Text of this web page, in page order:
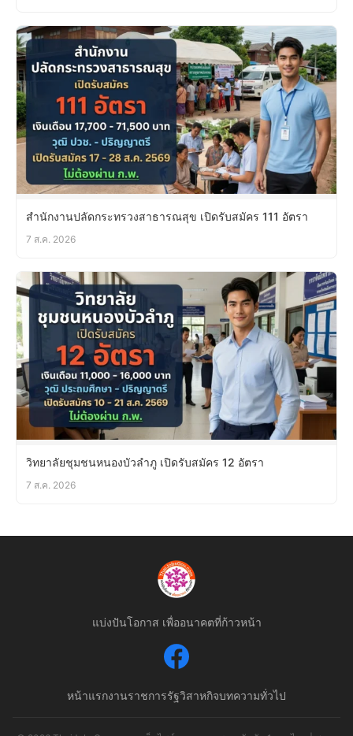
สำนักงานปลัดกระทรวงสาธารณสุข เปิดรับสมัคร 111 อัตรา
7 ส.ค. 2026
วิทยาลัยชุมชนหนองบัวลำภู เปิดรับสมัคร 12 อัตรา
7 ส.ค. 2026
แบ่งปันโอกาส เพื่ออนาคตที่ก้าวหน้า
หน้าแรกงานราชการรัฐวิสาหกิจบทความทั่วไป